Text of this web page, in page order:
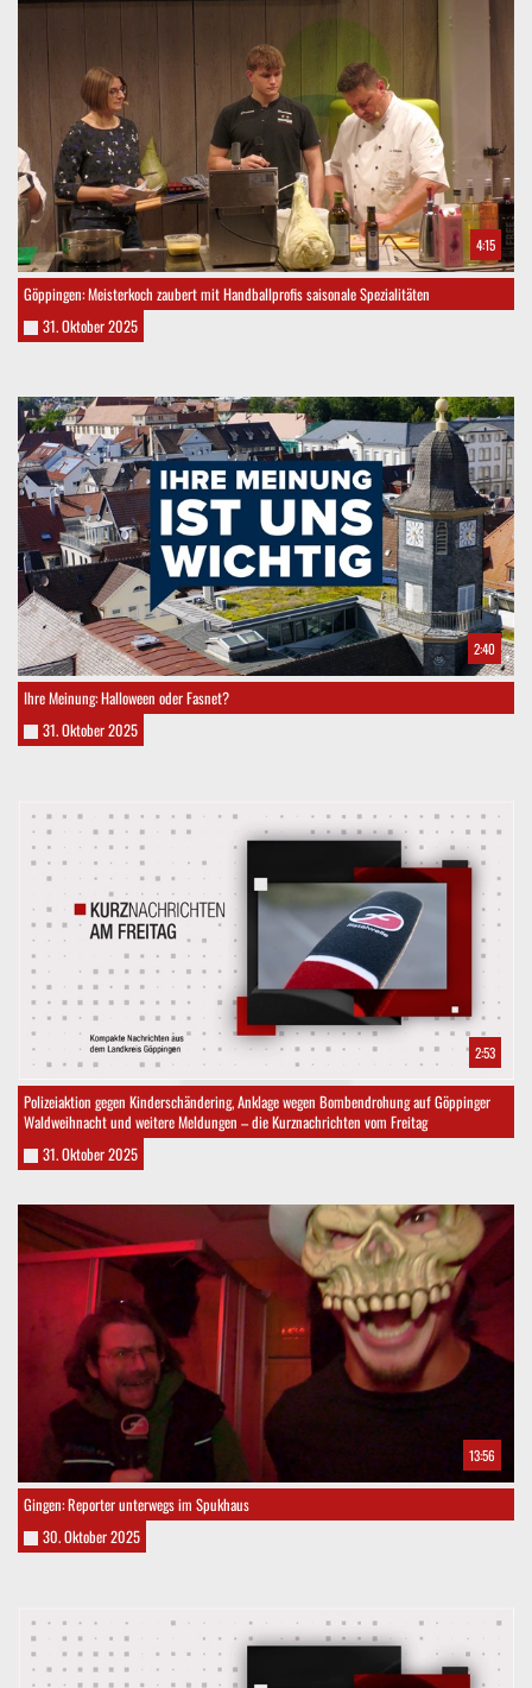
4:15
Göppingen: Meisterkoch zaubert mit Handballprofis saisonale Spezialitäten
31. Oktober 2025
2:40
Ihre Meinung: Halloween oder Fasnet?
31. Oktober 2025
2:53
Polizeiaktion gegen Kinderschändering, Anklage wegen Bombendrohung auf Göppinger
Waldweihnacht und weitere Meldungen – die Kurznachrichten vom Freitag
31. Oktober 2025
13:56
Gingen: Reporter unterwegs im Spukhaus
30. Oktober 2025